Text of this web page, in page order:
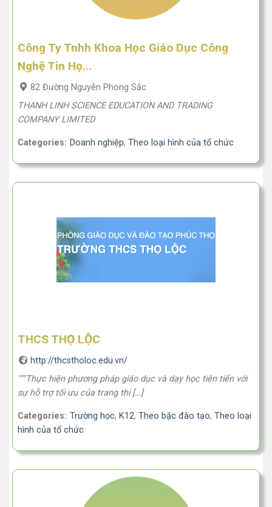
Công Ty Tnhh Khoa Học Giáo Dục Công
Nghệ Tin Họ...
82 Đường Nguyễn Phong Sắc
THANH LINH SCIENCE EDUCATION AND TRADING
COMPANY LIMITED
Categories: Doanh nghiệp, Theo loại hình của tổ chức
THCS THỌ LỘC
http://thcstholoc.edu.vn/
"""Thực hiện phương pháp giáo dục và dạy học tiên tiến với
sự hỗ trợ tối ưu của trang thi […]
Categories: Trường học, K12, Theo bậc đào tạo, Theo loại
hình của tổ chức